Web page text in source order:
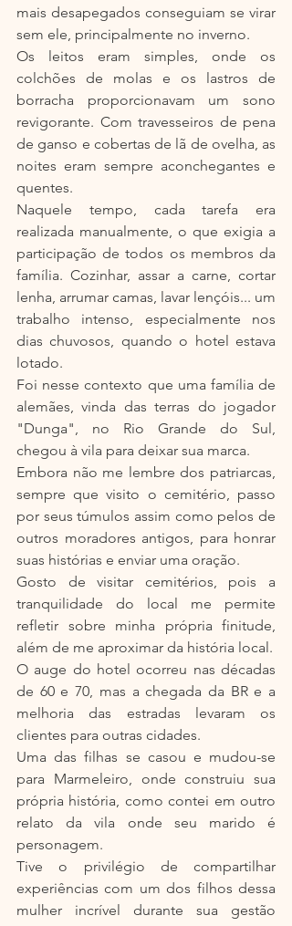
mais desapegados conseguiam se virar
sem ele, principalmente no inverno.
Os leitos eram simples, onde os
colchões de molas e os lastros de
borracha proporcionavam um sono
revigorante. Com travesseiros de pena
de ganso e cobertas de lã de ovelha, as
noites eram sempre aconchegantes e
quentes.
Naquele tempo, cada tarefa era
realizada manualmente, o que exigia a
participação de todos os membros da
família. Cozinhar, assar a carne, cortar
lenha, arrumar camas, lavar lençóis... um
trabalho intenso, especialmente nos
dias chuvosos, quando o hotel estava
lotado.
Foi nesse contexto que uma família de
alemães, vinda das terras do jogador
"Dunga", no Rio Grande do Sul,
chegou à vila para deixar sua marca.
Embora não me lembre dos patriarcas,
sempre que visito o cemitério, passo
por seus túmulos assim como pelos de
outros moradores antigos, para honrar
suas histórias e enviar uma oração.
Gosto de visitar cemitérios, pois a
tranquilidade do local me permite
refletir sobre minha própria finitude,
além de me aproximar da história local.
O auge do hotel ocorreu nas décadas
de 60 e 70, mas a chegada da BR e a
melhoria das estradas levaram os
clientes para outras cidades.
Uma das filhas se casou e mudou-se
para Marmeleiro, onde construiu sua
própria história, como contei em outro
relato da vila onde seu marido é
personagem.
Tive o privilégio de compartilhar
experiências com um dos filhos dessa
mulher incrível durante sua gestão